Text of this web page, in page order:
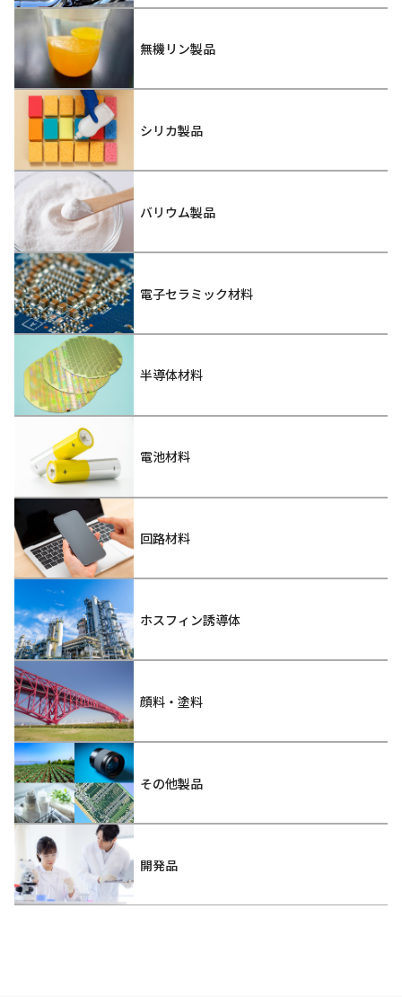
無機リン製品
シリカ製品
バリウム製品
電子セラミック材料
半導体材料
電池材料
回路材料
ホスフィン誘導体
顔料・塗料
その他製品
開発品